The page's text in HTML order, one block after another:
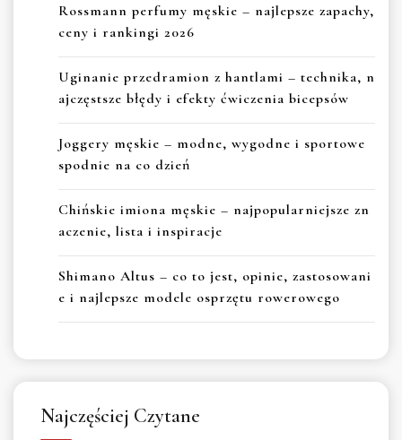
Rossmann perfumy męskie – najlepsze zapachy,
ceny i rankingi 2026
Uginanie przedramion z hantlami – technika, n
ajczęstsze błędy i efekty ćwiczenia bicepsów
Joggery męskie – modne, wygodne i sportowe
spodnie na co dzień
Chińskie imiona męskie – najpopularniejsze zn
aczenie, lista i inspiracje
Shimano Altus – co to jest, opinie, zastosowani
e i najlepsze modele osprzętu rowerowego
Najczęściej Czytane